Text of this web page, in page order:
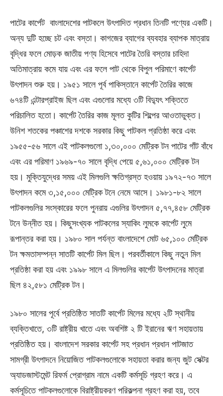
পাটের কার্পেট বাংলাদেশের পাটকলে উৎপাদিত প্রধান তিনটি পণ্যের একটি।
অন্য দুটি হচ্ছে চট এবং বস্তা। কাগজের ব্যাগের ব্যবহার ব্যাপক মাত্রায়
বৃদ্ধির ফলে মোড়ক জাতীয় পণ্য হিসেবে পাটের তৈরি বস্তার চাহিদা
অতিমাত্রায় কমে যায় এবং এর ফলে পাট থেকে বিপুল পরিমাণে কার্পেট
উৎপাদন শুরু হয়। ১৯৫১ সালে পূর্ব পাকিস্তানে কার্পেট তৈরির কাজে
৬৭৪টি এন্টারপ্রাইজ ছিল এবং এগুলোর মধ্যে ৩টি বিদ্যুৎ শক্তিতে
পরিচালিত হতো। কার্পেট তৈরির কাজ মূলত কুটির শিল্পের আওতাভুক্ত।
উনিশ শতকের পঞ্চাশের দশকে সরকার কিছু পাটকল প্রতিষ্ঠা করে এবং
১৯৫৫-৫৬ সালে এই পাটকলগুলো ১,৩০,০০০ মেট্রিক টন পাটের গাঁট বাঁধে
এবং এর পরিমাণ ১৯৬৯-৭০ সালে বৃদ্ধি পেয়ে ৫,৬১,০০০ মেট্রিক টন
হয়। মুক্তিযুদ্ধের সময় এই মিলগুলি ক্ষতিগ্রস্ত হওয়ায় ১৯৭২-৭৩ সালে
উৎপাদন কমে ৩,১৫,০০০ মেট্রিক টনে নেমে আসে। ১৯৮১-৮২ সালে
পাটকলগুলির সংস্কারের ফলে পুনরায় এগুলির উৎপাদন ৫,৭৭,৪৫৮ মেট্রিক
টনে উন্নীত হয়। কিছুসংখ্যক পাটকলের স্যাকিং লুমকে কার্পেট লুমে
রূপান্তর করা হয়। ১৯৮০ সাল পর্যন্ত বাংলাদেশে মোট ৬৫,১০০ মেট্রিক
টন ক্ষমতাসম্পন্ন সাতটি কার্পেট মিল ছিল। পরবর্তীকালে কিছু নতুন মিল
প্রতিষ্ঠা করা হয় এবং ১৯৯৮ সালে এ মিলগুলির কার্পেট উৎপাদনের মাত্রা
ছিল ৪২,৫৮১ মেট্রিক টন।
১৯৮০ সালের পূর্বে প্রতিষ্ঠিত সাতটি কার্পেট মিলের মধ্যে ২টি স্থানীয়
ব্যক্তিখাতে, ৩টি রাষ্ট্রীয় খাতে এবং অবশিষ্ট ২ টি ইরানের ঋণ সহায়তায়
প্রতিষ্ঠিত হয়। বাংলাদেশ সরকার কার্পেট সহ প্রধান প্রধান পাটজাত
সামগ্রী উৎপাদনে নিয়োজিত পাটকলগুলোকে সহায়তা করার জন্য জুট সেক্টর
অ্যাডজাস্টমেন্ট রিফর্ম প্রোগ্রাম নামে একটি কর্মসূচি গ্রহণ করে। এ
কর্মসূচিতে পাটকলগুলোকে বিরাষ্ট্রীয়করণ পরিকল্পনা গ্রহণ করা হয়, তবে